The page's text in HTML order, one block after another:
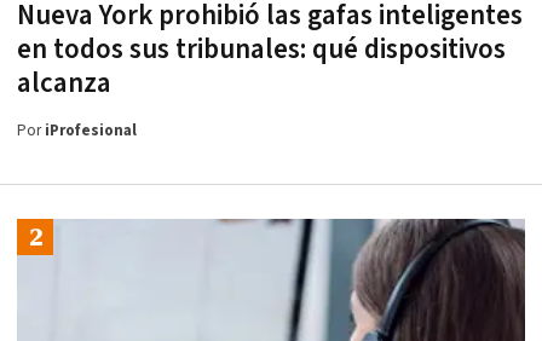
Nueva York prohibió las gafas inteligentes
en todos sus tribunales: qué dispositivos
alcanza
PoriProfesional